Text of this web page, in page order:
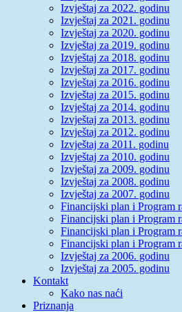
Izvještaj za 2022. godinu
Izvještaj za 2021. godinu
Izvještaj za 2020. godinu
Izvještaj za 2019. godinu
Izvještaj za 2018. godinu
Izvještaj za 2017. godinu
Izvještaj za 2016. godinu
Izvještaj za 2015. godinu
Izvještaj za 2014. godinu
Izvještaj za 2013. godinu
Izvještaj za 2012. godinu
Izvještaj za 2011. godinu
Izvještaj za 2010. godinu
Izvještaj za 2009. godinu
Izvještaj za 2008. godinu
Izvještaj za 2007. godinu
Financijski plan i Program
Financijski plan i Program
Financijski plan i Program
Financijski plan i Program
Izvještaj za 2006. godinu
Izvještaj za 2005. godinu
Kontakt
Kako nas naći
Priznanja